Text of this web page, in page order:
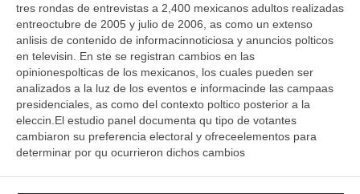
tres rondas de entrevistas a 2,400 mexicanos adultos realizadas
entreoctubre de 2005 y julio de 2006, as como un extenso
anlisis de contenido de informacinnoticiosa y anuncios polticos
en televisin. En ste se registran cambios en las
opinionespolticas de los mexicanos, los cuales pueden ser
analizados a la luz de los eventos e informacinde las campaas
presidenciales, as como del contexto poltico posterior a la
eleccin.El estudio panel documenta qu tipo de votantes
cambiaron su preferencia electoral y ofreceelementos para
determinar por qu ocurrieron dichos cambios